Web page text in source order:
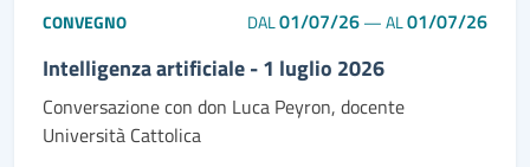
CONVEGNO DAL01/07/26—AL01/07/26
Intelligenza artificiale - 1 luglio 2026
Conversazione con don Luca Peyron, docente
Università Cattolica